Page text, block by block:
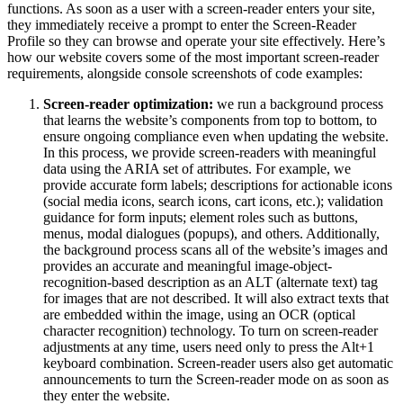
functions. As soon as a user with a screen-reader enters your site,
they immediately receive a prompt to enter the Screen-Reader
Profile so they can browse and operate your site effectively. Here’s
how our website covers some of the most important screen-reader
requirements, alongside console screenshots of code examples:
Screen-reader optimization: we run a background process
that learns the website’s components from top to bottom, to
ensure ongoing compliance even when updating the website.
In this process, we provide screen-readers with meaningful
data using the ARIA set of attributes. For example, we
provide accurate form labels; descriptions for actionable icons
(social media icons, search icons, cart icons, etc.); validation
guidance for form inputs; element roles such as buttons,
menus, modal dialogues (popups), and others. Additionally,
the background process scans all of the website’s images and
provides an accurate and meaningful image-object-
recognition-based description as an ALT (alternate text) tag
for images that are not described. It will also extract texts that
are embedded within the image, using an OCR (optical
character recognition) technology. To turn on screen-reader
adjustments at any time, users need only to press the Alt+1
keyboard combination. Screen-reader users also get automatic
announcements to turn the Screen-reader mode on as soon as
they enter the website.